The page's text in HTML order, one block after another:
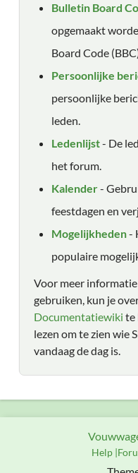
Bulletin Board
opgemaakt
Board Code
Persoonlijke
persoonlijke
leden.
Ledenlijst- De
het forum.
Kalender-
feestdagen en
Mogelijkheden-
populaire
Voor meer
gebruiken, kun je
Documentatiewiki te
lezen om te zien wie
vandaag de dag is.
Help